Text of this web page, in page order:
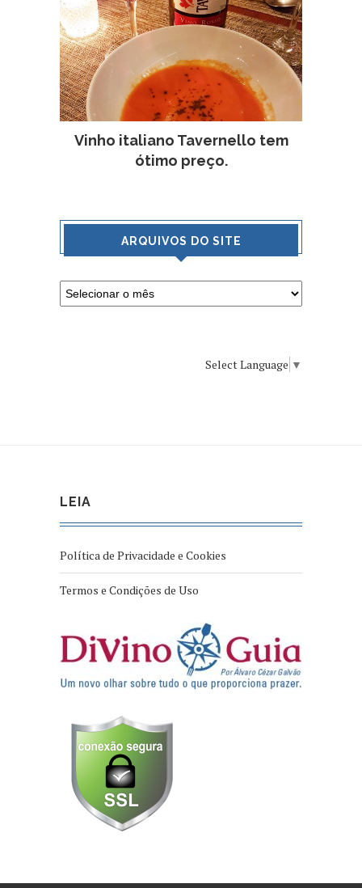
Vinho italiano Tavernello tem
ótimo preço.
ARQUIVOS DO SITE
Select Language ▼
LEIA
Política de Privacidade e Cookies
Termos e Condições de Uso